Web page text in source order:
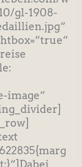
gl-1908-
image“